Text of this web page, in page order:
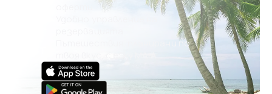
Пътешествия, планирани по